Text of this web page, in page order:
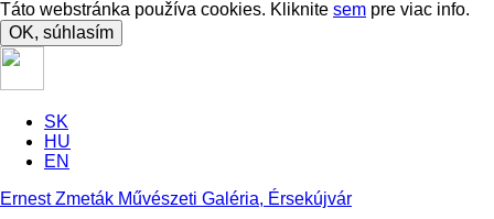
Táto webstránka používa cookies. Kliknite sem pre viac info.
OK, súhlasím
SK
HU
EN
Ernest Zmeták Művészeti Galéria, Érsekújvár